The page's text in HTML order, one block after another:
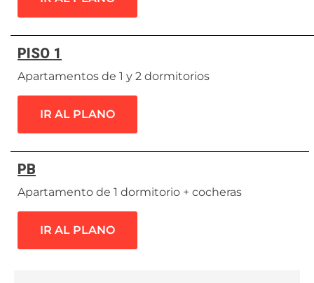
PISO 1
Apartamentos de 1 y 2 dormitorios
IR AL PLANO
PB
Apartamento de 1 dormitorio + cocheras
IR AL PLANO